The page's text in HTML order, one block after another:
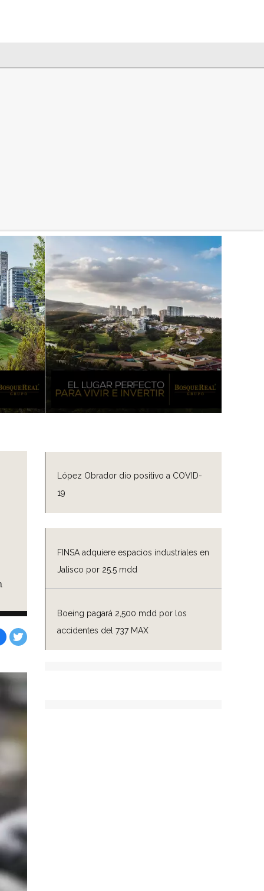
López Obrador dio positivo a COVID-
19
FINSA adquiere espacios industriales en
Jalisco por 25.5 mdd
Boeing pagará 2,500 mdd por los
accidentes del 737 MAX